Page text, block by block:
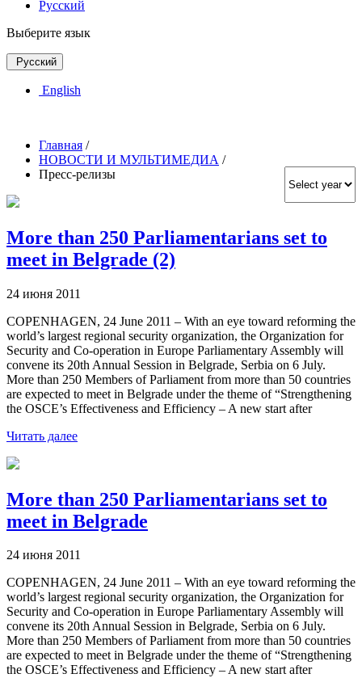
Русский
Выберите язык
Русский
English
Главная /
НОВОСТИ И МУЛЬТИМЕДИА /
Пресс-релизы
More than 250 Parliamentarians set to
meet in Belgrade (2)
24 июня 2011
COPENHAGEN, 24 June 2011 – With an eye toward reforming the
world’s largest regional security organization, the Organization for
Security and Co-operation in Europe Parliamentary Assembly will
convene its 20th Annual Session in Belgrade, Serbia on 6 July.
More than 250 Members of Parliament from more than 50 countries
are expected to meet in Belgrade under the theme of “Strengthening
the OSCE’s Effectiveness and Efficiency – A new start after
Читать далее
More than 250 Parliamentarians set to
meet in Belgrade
24 июня 2011
COPENHAGEN, 24 June 2011 – With an eye toward reforming the
world’s largest regional security organization, the Organization for
Security and Co-operation in Europe Parliamentary Assembly will
convene its 20th Annual Session in Belgrade, Serbia on 6 July.
More than 250 Members of Parliament from more than 50 countries
are expected to meet in Belgrade under the theme of “Strengthening
the OSCE’s Effectiveness and Efficiency – A new start after